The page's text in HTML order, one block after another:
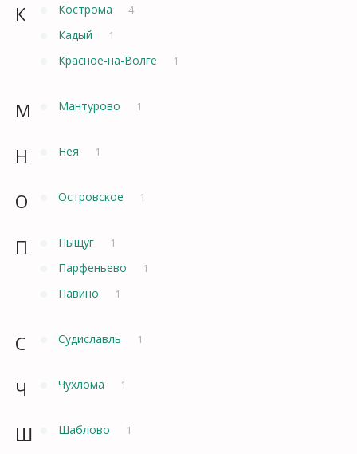
К Кострома 4
Кадый 1
Красное-на-Волге 1
М Мантурово 1
Н Нея 1
О Островское 1
П Пыщуг 1
Парфеньево 1
Павино 1
С Судиславль 1
Ч Чухлома 1
Ш Шаблово 1